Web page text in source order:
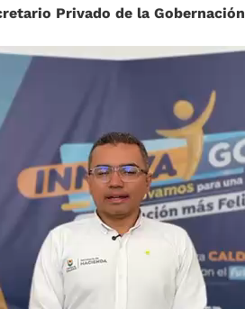
Privado de la Gobernación